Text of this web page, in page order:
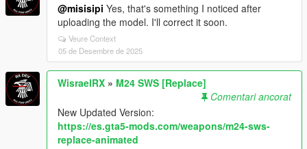
@misisipi Yes, that's something I noticed after
uploading the model. I'll correct it soon.
Veure Context
05 de Desembre de 2025
WisraelRX » M24 SWS [Replace]
Comentari ancorat
New Updated Version:
https://es.gta5-mods.com/weapons/m24-sws-
replace-animated